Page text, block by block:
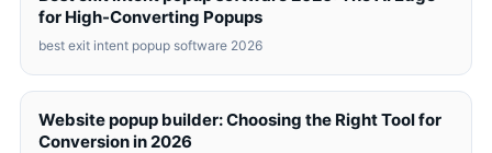
for High-Converting Popups
best exit intent popup software 2026
Website popup builder: Choosing the Right Tool for
Conversion in 2026